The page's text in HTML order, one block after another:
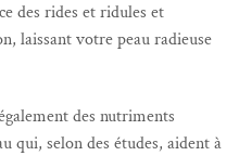
des rides et ridules et
laissant votre peau radieuse
des nutriments
qui, selon des études, aident à